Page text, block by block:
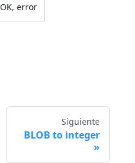
OK, error
Siguiente
BLOB to integer